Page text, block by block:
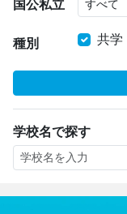
国公私立
種別 共学
学校名で探す